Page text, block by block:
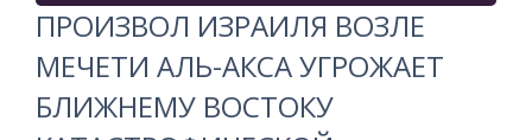
ПРОИЗВОЛ ИЗРАИЛЯ ВОЗЛЕ
МЕЧЕТИ АЛЬ-АКСА УГРОЖАЕТ
БЛИЖНЕМУ ВОСТОКУ